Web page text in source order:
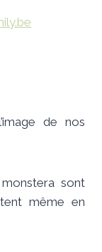
de nos
sont
même en